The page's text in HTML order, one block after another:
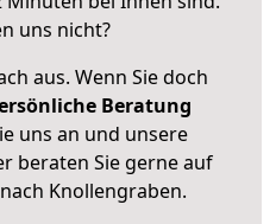
uns nicht?
aus. Wenn Sie doch
Beratung
uns an und unsere
beraten Sie gerne auf
Knollengraben.